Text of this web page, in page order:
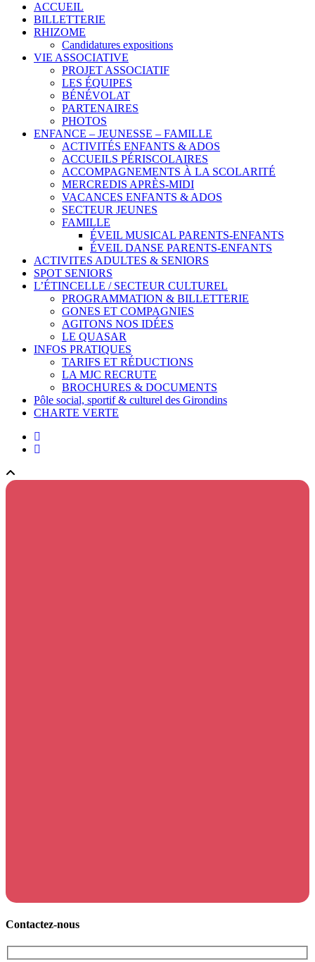
ACCUEIL
BILLETTERIE
RHIZOME
Candidatures expositions
VIE ASSOCIATIVE
PROJET ASSOCIATIF
LES ÉQUIPES
BÉNÉVOLAT
PARTENAIRES
PHOTOS
ENFANCE – JEUNESSE – FAMILLE
ACTIVITÉS ENFANTS & ADOS
ACCUEILS PÉRISCOLAIRES
ACCOMPAGNEMENTS À LA SCOLARITÉ
MERCREDIS APRÈS-MIDI
VACANCES ENFANTS & ADOS
SECTEUR JEUNES
FAMILLE
ÉVEIL MUSICAL PARENTS-ENFANTS
ÉVEIL DANSE PARENTS-ENFANTS
ACTIVITES ADULTES & SENIORS
SPOT SENIORS
L’ÉTINCELLE / SECTEUR CULTUREL
PROGRAMMATION & BILLETTERIE
GONES ET COMPAGNIES
AGITONS NOS IDÉES
LE QUASAR
INFOS PRATIQUES
TARIFS ET RÉDUCTIONS
LA MJC RECRUTE
BROCHURES & DOCUMENTS
Pôle social, sportif & culturel des Girondins
CHARTE VERTE
facebook
instagram
Contactez-nous